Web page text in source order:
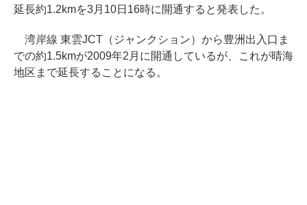
延長約1.2kmを3月10日16時に開通すると発表した。
湾岸線 東雲JCT（ジャンクション）から豊洲出入口ま
での約1.5kmが2009年2月に開通しているが、これが晴海
地区まで延長することになる。